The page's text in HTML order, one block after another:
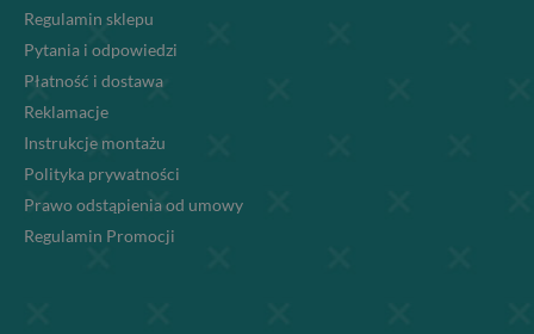
Regulamin sklepu
Pytania i odpowiedzi
Płatność i dostawa
Reklamacje
Instrukcje montażu
Polityka prywatności
Prawo odstąpienia od umowy
Regulamin Promocji